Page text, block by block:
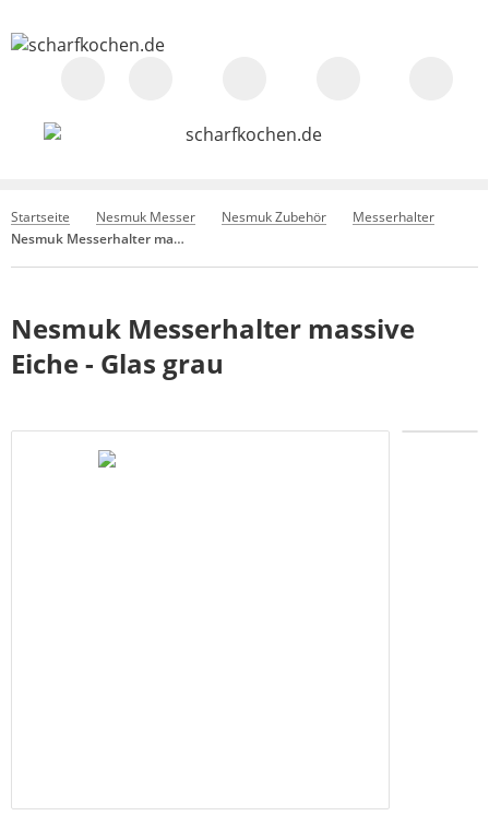
Startseite Nesmuk Messer Nesmuk Zubehör
Messerhalter
Nesmuk Messerhalter massive Eiche - Glas grau
Nesmuk Messerhalter massive
Eiche - Glas grau